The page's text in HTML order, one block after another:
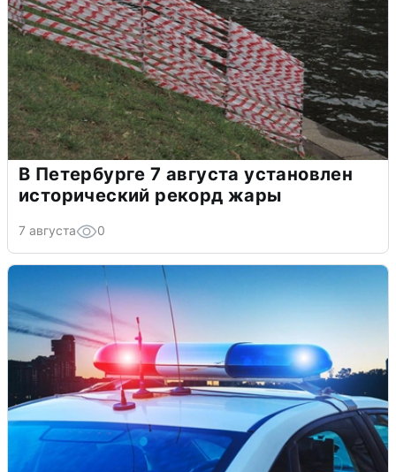
В Петербурге 7 августа установлен
исторический рекорд жары
7 августа 0